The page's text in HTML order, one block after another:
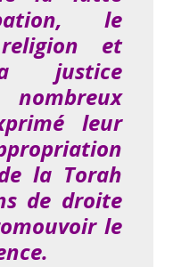
le
et
justice
leur
la Torah
de droite
le